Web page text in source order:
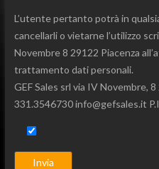
L’utente pertanto potrà in
cancellarli o vietarne l’utilizzo
Novembre 8 29122 Piacenza
trattamento dati personali.
GEF Sales srl via IV Novembre,
331.3546730 info@gefsales.it